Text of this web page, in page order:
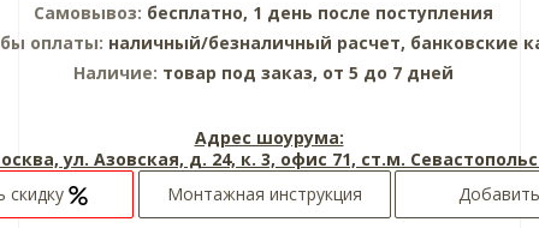
Самовывоз: бесплатно, 1 день после поступления
оплаты: наличный/безналичный расчет, банковские
Наличие: товар под заказ, от 5 до 7 дней
Адрес шоурума:
ул. Азовская, д. 24, к. 3, офис 71, ст.м.
скидку
Монтажная инструкция